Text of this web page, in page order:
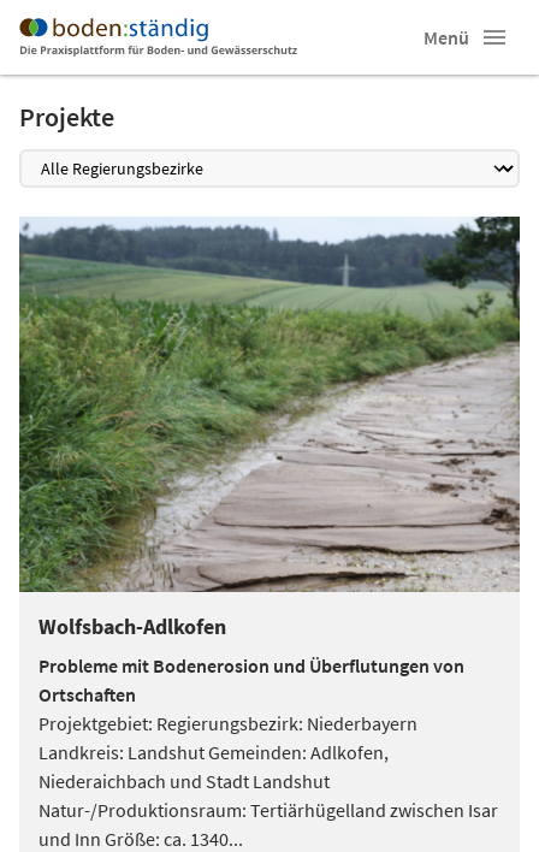
Menü
Projekte
Wolfsbach-Adlkofen
Probleme mit Bodenerosion und Überflutungen von
Ortschaften
Projektgebiet: Regierungsbezirk: Niederbayern
Landkreis: Landshut Gemeinden: Adlkofen,
Niederaichbach und Stadt Landshut
Natur-/Produktionsraum: Tertiärhügelland zwischen Isar
und Inn Größe: ca. 1340...